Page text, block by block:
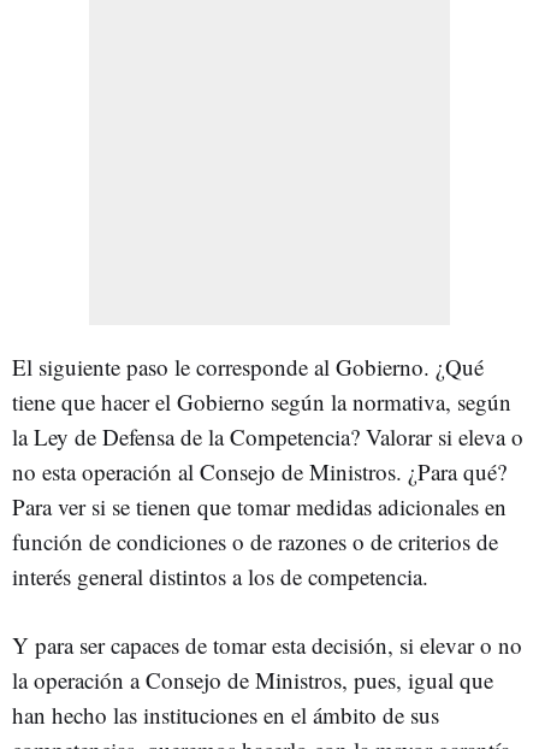
El siguiente paso le corresponde al Gobierno. ¿Qué
tiene que hacer el Gobierno según la normativa, según
la Ley de Defensa de la Competencia? Valorar si eleva o
no esta operación al Consejo de Ministros. ¿Para qué?
Para ver si se tienen que tomar medidas adicionales en
función de condiciones o de razones o de criterios de
interés general distintos a los de competencia.
Y para ser capaces de tomar esta decisión, si elevar o no
la operación a Consejo de Ministros, pues, igual que
han hecho las instituciones en el ámbito de sus